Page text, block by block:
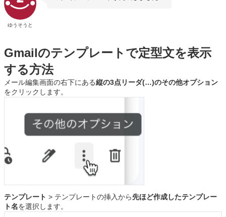
ゆうそうと
Gmailのテンプレートで定型文を表示
する方法
メール編集画面の右下にある縦の3点リーダ(…)のその他オプション
をクリックします。
テンプレート > テンプレートの挿入から先ほど作成したテンプレー
ト名を選択します。